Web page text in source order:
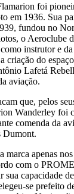
foi
em 1936. Sua
fundou no
o Aeroclube
instrutor e
criação do
Lafetá
aviação.
que, pelos
Wanderley foi
comenda da
Dumont.
marca apenas
com o
sua capacidade
se prefeito